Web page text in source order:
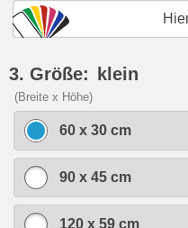
3. Größe: klein
(Breite x Höhe)
60 x 30 cm
90 x 45 cm
120 x 59 cm